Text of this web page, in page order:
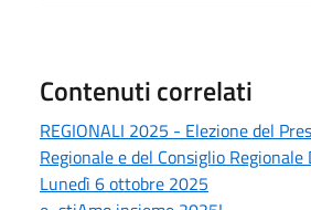
Contenuti correlati
REGIONALI 2025 - Elezione del
Regionale e del Consiglio Regionale
Lunedì 6 ottobre 2025